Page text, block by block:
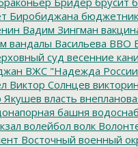
Биробиджана
Вадим Зингман
вандалы Васильева ВВО
суд весенние
ВЖС "Надежда
Виктор Солнцев
Якушев власть
башня
волейбол волк
Восточный военный